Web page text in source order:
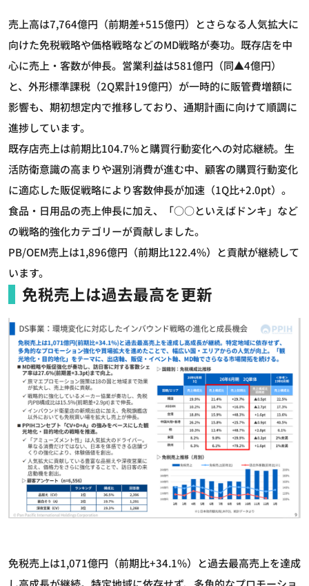
売上高は7,764億円（前期差+515億円）とさらなる人気拡大に
向けた免税戦略や価格戦略などのMD戦略が奏功。既存店を中
心に売上・客数が伸長。営業利益は581億円（同▲4億円）
と、外形標準課税（2Q累計19億円）が一時的に販管費増額に
影響も、期初想定内で推移しており、通期計画に向けて順調に
進捗しています。
既存店売上は前期比104.7％と購買行動変化への対応継続。生
活防衛意識の高まりや選別消費が進む中、顧客の購買行動変化
に適応した販促戦略により客数伸長が加速（1Q比+2.0pt）。
食品・日用品の売上伸長に加え、「○○といえばドンキ」など
の戦略的強化カテゴリーが貢献しました。
PB/OEM売上は1,896億円（前期比122.4%）と貢献が継続して
います。
免税売上は過去最高を更新
免税売上は1,071億円（前期比+34.1%）と過去最高売上を達成